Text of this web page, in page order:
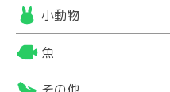
小動物
魚